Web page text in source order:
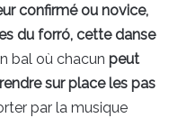
confirmé ou novice,
du forró, cette danse
bal où chacun peut
sur place les pas
par la musique